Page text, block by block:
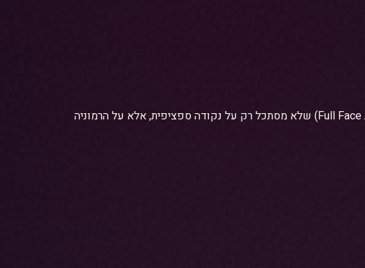
, קליניקת קווינס מציעה מעטפת אסתטית רחבה. אנו דוגלים באבחון כולל (Full Face Assessment) שלא מסתכל רק על נקודה ספציפית, אלא על הרמוניה